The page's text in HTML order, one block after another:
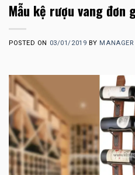
Mẫu kệ rượu vang đơn
POSTED ON 03/01/2019 BY MANAGER